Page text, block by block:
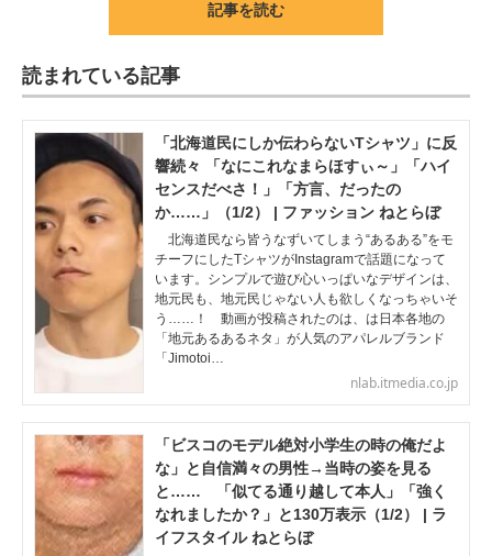
記事を読む
読まれている記事
「北海道民にしか伝わらないTシャツ」に反
響続々 「なにこれなまらほすぃ～」「ハイ
センスだべさ！」「方言、だったの
か……」（1/2） | ファッション ねとらぼ
北海道民なら皆うなずいてしまう“あるある”をモ
チーフにしたTシャツがInstagramで話題になって
います。シンプルで遊び心いっぱいなデザインは、
地元民も、地元民じゃない人も欲しくなっちゃいそ
う……！ 動画が投稿されたのは、は日本各地の
「地元あるあるネタ」が人気のアパレルブランド
「Jimotoi…
nlab.itmedia.co.jp
「ビスコのモデル絶対小学生の時の俺だよ
な」と自信満々の男性→当時の姿を見る
と…… 「似てる通り越して本人」「強く
なれましたか？」と130万表示（1/2） | ラ
イフスタイル ねとらぼ